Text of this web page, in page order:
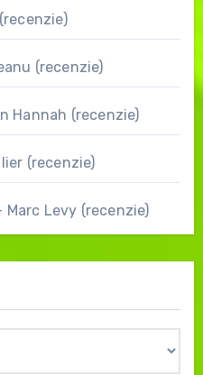
(recenzie)
Hannah (recenzie)
(recenzie)
Levy (recenzie)